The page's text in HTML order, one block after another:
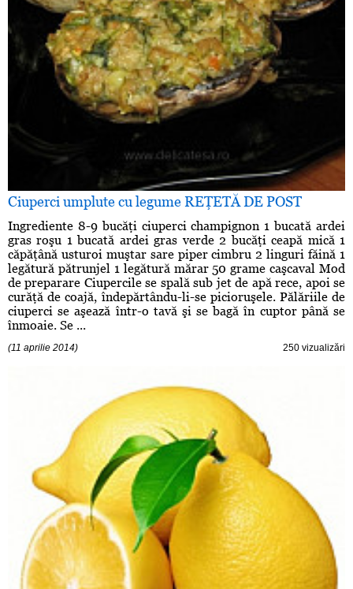
Ciuperci umplute cu legume REŢETĂ DE POST
Ingrediente 8-9 bucăţi ciuperci champignon 1 bucată ardei
gras roşu 1 bucată ardei gras verde 2 bucăţi ceapă mică 1
căpăţână usturoi muştar sare piper cimbru 2 linguri făină 1
legătură pătrunjel 1 legătură mărar 50 grame caşcaval Mod
de preparare Ciupercile se spală sub jet de apă rece, apoi se
curăţă de coajă, îndepărtându-li-se picioruşele. Pălăriile de
ciuperci se aşează într-o tavă şi se bagă în cuptor până se
înmoaie. Se ...
(11 aprilie 2014) 250 vizualizări